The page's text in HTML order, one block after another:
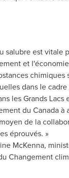
salubre est vitale
et
chimiques
dans le
les Grands Lacs
du Canadaà
de la
éprouvés. »
McKenna,
Changement